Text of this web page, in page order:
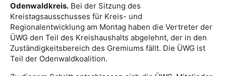
Odenwaldkreis. Bei der Sitzung des
Kreistagsausschusses für Kreis- und
Regionalentwicklung am Montag haben die Vertreter der
ÜWG den Teil des Kreishaushalts abgelehnt, der in den
Zuständigkeitsbereich des Gremiums fällt. Die ÜWG ist
Teil der Odenwaldkoalition.